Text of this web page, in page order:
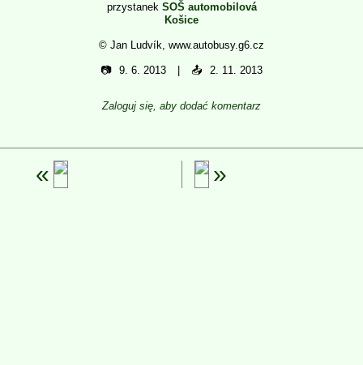
przystanek SOŠ automobilová
Košice
© Jan Ludvík, www.autobusy.g6.cz
📷 9. 6. 2013 📤 2. 11. 2013
Zaloguj się, aby dodać komentarz